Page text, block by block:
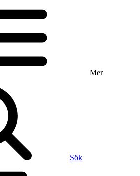
Mer
Sök